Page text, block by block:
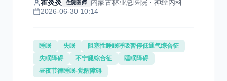
霍炎炎 住院医师
内蒙古林业总医院 · 神经内科
2026-06-30 10:14
睡眠 失眠
阻塞性睡眠呼吸暂停低通气综合征
失眠障碍
不宁腿综合征
睡眠障碍
昼夜节律睡眠-觉醒障碍